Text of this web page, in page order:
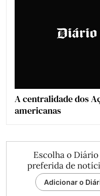
A centralidade dos
americanas
Escolha o
preferida de
Adicionar o